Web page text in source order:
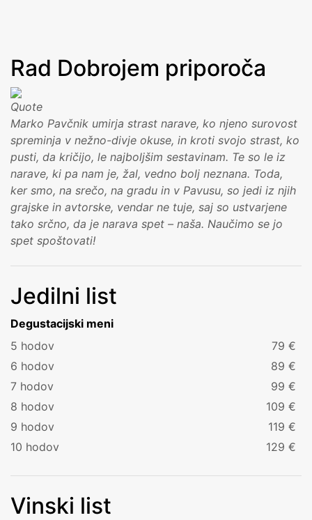
postala najemnika gradu 2011. Leta 2019 je občina Laško
z državo sklenila pogodbo o dolgotrajnem najemu in ga
Rad Dobrojem priporoča
Marko Pavčnik umirja strast narave, ko njeno surovost
spreminja v nežno-divje okuse, in kroti svojo strast, ko
pusti, da kričijo, le najboljšim sestavinam. Te so le iz
narave, ki pa nam je, žal, vedno bolj neznana. Toda,
ker smo, na srečo, na gradu in v Pavusu, so jedi iz njih
grajske in avtorske, vendar ne tuje, saj so ustvarjene
tako srčno, da je narava spet – naša. Naučimo se jo
spet spoštovati!
Jedilni list
Degustacijski meni
5 hodov
79 €
6 hodov
89 €
7 hodov
99 €
8 hodov
109 €
9 hodov
119 €
10 hodov
129 €
Vinski list